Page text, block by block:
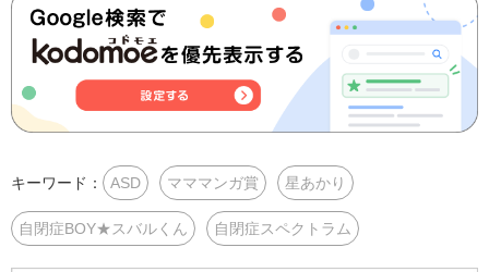
キーワード： ASD マママンガ賞 星あかり
自閉症BOY★スバルくん 自閉症スペクトラム